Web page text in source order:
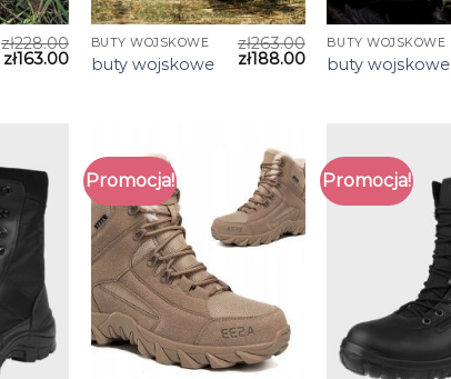
zł228.00
zł163.00
BUTY WOJSKOWE
buty wojskowe
zł263.00
zł188.00
BUTY WOJSKOWE
buty wojskowe
Promocja! Promocja!